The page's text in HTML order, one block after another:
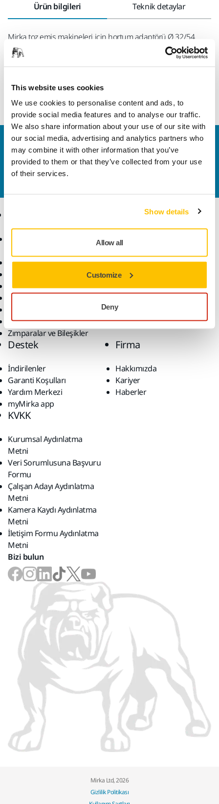
This website uses cookies
We use cookies to personalise content and ads, to
provide social media features and to analyse our traffic.
We also share information about your use of our site with
our social media, advertising and analytics partners who
may combine it with other information that you’ve
provided to them or that they’ve collected from your use
of their services.
Show details
Allow all
Customize
Deny
Ürün bilgileri Teknik detaylar
Mirka toz emiş makineleri için hortum adaptörü Ø 32/54
mm. Adaptör, hortumu toz emiciye bağlar. Elektriksel iletken
(≤ 10⁶ Ω/kare). Aşağıdaki hortumlarla birlikte teslim edilir:
MIE6514711US,MIN6519411, MIN6519711, 8992514511,
Bize Ulaşın
Daha fazla bilgi edinmek ister misiniz? Lütfen bizimle
iletişime geçin
ve uzman ekibimiz sorularınızı
Bütün Ürünler
Öne Çıkanlar
Robotik ve Otomasyon
Tozsuz Zımparalama
Zımparalar ve Bileşikler
Uzmanlık
Sektörler
Çözümler
Destek
İndirilenler
Garanti Koşulları
Yardım Merkezi
myMirka app
Firma
Hakkımızda
Kariyer
Haberler
KVKK
Kurumsal Aydınlatma
Metni
Veri Sorumlusuna Başvuru
Formu
Çalışan Adayı Aydınlatma
Metni
Kamera Kaydı Aydınlatma
Metni
İletişim Formu Aydınlatma
Metni
Bizi bulun
Mirka Ltd, 2026
Gizlilik Politikası